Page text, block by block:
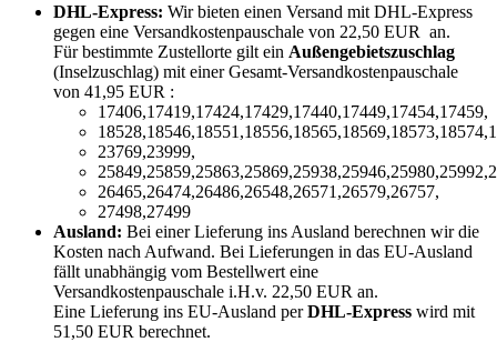
DHL-Express: Wir bieten einen Versand mit DHL-Express
gegen eine Versandkostenpauschale von 22,50 EUR an.
Für bestimmte Zustellorte gilt ein Außengebietszuschlag
(Inselzuschlag) mit einer Gesamt-Versandkostenpauschale
von 41,95 EUR :
17406,17419,17424,17429,17440,17449,17454,17459,
23769,23999,
26465,26474,26486,26548,26571,26579,26757,
27498,27499
Ausland: Bei einer Lieferung ins Ausland berechnen wir die
Kosten nach Aufwand. Bei Lieferungen in das EU-Ausland
fällt unabhängig vom Bestellwert eine
Versandkostenpauschale i.H.v. 22,50 EUR an.
Eine Lieferung ins EU-Ausland perDHL-Express wird mit
51,50 EUR berechnet.